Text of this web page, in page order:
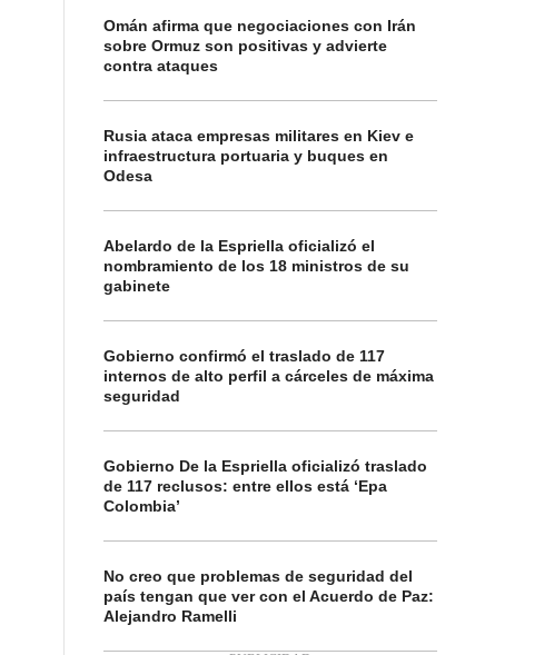
Omán afirma que negociaciones con Irán
sobre Ormuz son positivas y advierte
contra ataques
Rusia ataca empresas militares en Kiev e
infraestructura portuaria y buques en
Odesa
Abelardo de la Espriella oficializó el
nombramiento de los 18 ministros de su
gabinete
Gobierno confirmó el traslado de 117
internos de alto perfil a cárceles de máxima
seguridad
Gobierno De la Espriella oficializó traslado
de 117 reclusos: entre ellos está ‘Epa
Colombia’
No creo que problemas de seguridad del
país tengan que ver con el Acuerdo de Paz:
Alejandro Ramelli